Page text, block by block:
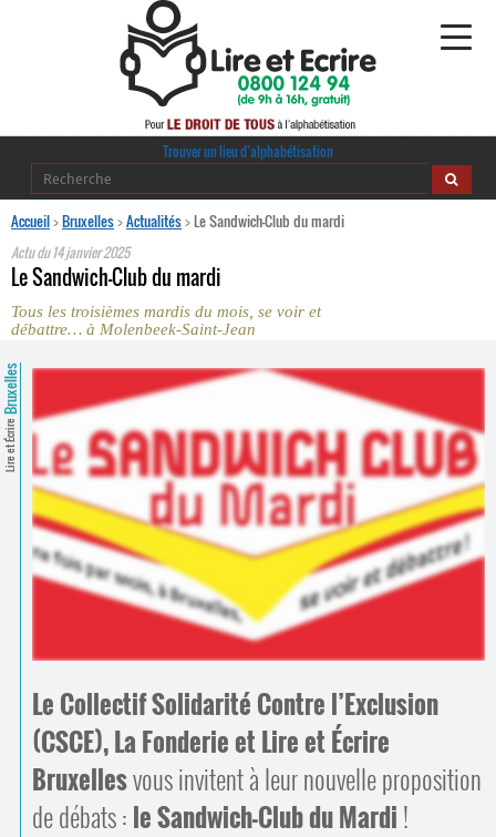
Alphabétisation
Regards croisés
·
journaldelalpha.be
Ressources pédagogiques
Comprendre et parler
Bienvenue en Belgique
Espace presse
Contacts
Trouver un lieu d’alphabétisation
Trouver un lieu d’alphabétisation
Accueil>Bruxelles>Actualités>Le Sandwich-Club du mardi
Actu du14 janvier 2025
Le Sandwich-Club du mardi
Tous les troisièmes mardis du mois, se voir et
débattre… à Molenbeek-Saint-Jean
Lire et Écrire
Bruxelles
Le Collectif Solidarité Contre l’Exclusion
(CSCE), La Fonderie et Lire et Écrire
Bruxellesvous invitent à leur nouvelle proposition
de débats : le Sandwich-Club du Mardi !